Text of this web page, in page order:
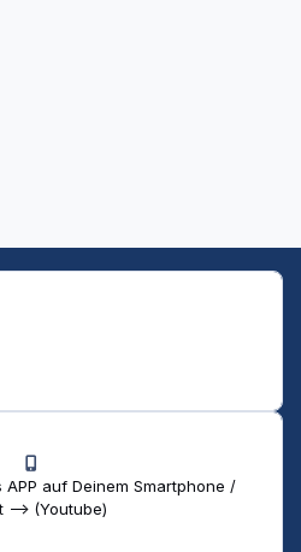
auf Deinem Smartphone /
--> (Youtube)